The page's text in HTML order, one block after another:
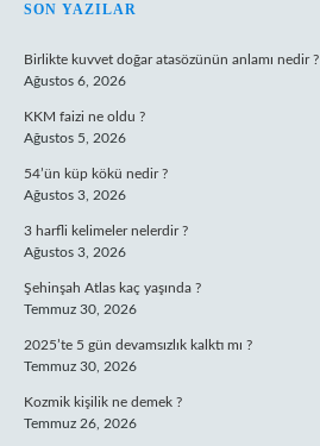
SIDEBAR
SON YAZILAR
Birlikte kuvvet doğar atasözünün anlamı nedir ?
Ağustos 6, 2026
KKM faizi ne oldu ?
Ağustos 5, 2026
54’ün küp kökü nedir ?
Ağustos 3, 2026
3 harfli kelimeler nelerdir ?
Ağustos 3, 2026
Şehinşah Atlas kaç yaşında ?
Temmuz 30, 2026
2025’te 5 gün devamsızlık kalktı mı ?
Temmuz 30, 2026
Kozmik kişilik ne demek ?
Temmuz 26, 2026